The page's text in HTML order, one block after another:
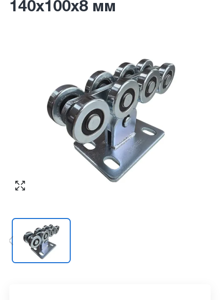
140х100х8 мм
Согласен с обработкой персональных
ПЕРЕЗВОНИТЕ МНЕ
Согласен с обработкой персональных
данных в соответствии с политикой
конфиденциальности
КУПИТЬ